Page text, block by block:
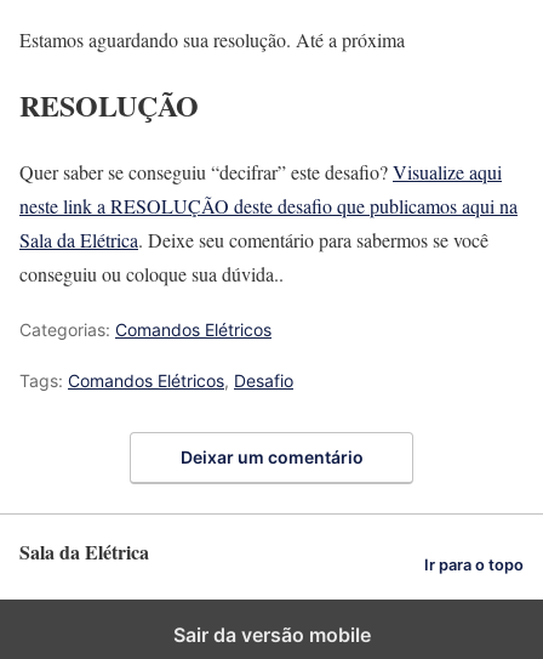
Estamos aguardando sua resolução. Até a próxima
RESOLUÇÃO
Quer saber se conseguiu “decifrar” este desafio?Visualize aqui
neste link a RESOLUÇÃO deste desafio que publicamos aqui na
Sala da Elétrica. Deixe seu comentário para sabermos se você
conseguiu ou coloque sua dúvida..
Categorias: Comandos Elétricos
Tags: Comandos Elétricos, Desafio
Deixar um comentário
Sala da Elétrica Ir para o topo
Sair da versão mobile